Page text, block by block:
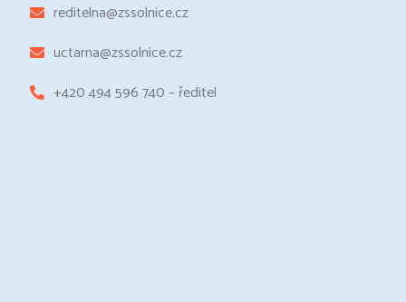
reditelna@zssolnice.cz
uctarna@zssolnice.cz
+420 494 596 740 – ředitel